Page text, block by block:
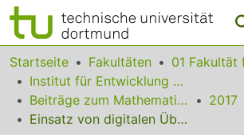
Bereiche & Sammlungen
Das gesamte Repositorium
Statistiken
Startseite Fakultäten
Institut für Entwicklung und Erforschung des Mathematikunterrichts
Beiträge zum Mathematikunterricht
2017
Einsatz von digitalen Übungsaufgaben in der Hochschullehre